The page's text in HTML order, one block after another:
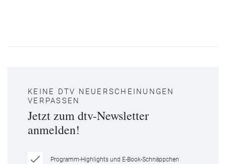
KEINE DTV NEUERSCHEINUNGEN
VERPASSEN
Jetzt zum dtv-Newsletter
anmelden!
Programm-Highlights und E-Book-Schnäppchen